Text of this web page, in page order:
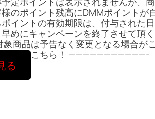
のポイント残高にDMMポイントが
イントの有効期限は、付与された
めにキャンペーンを終了させて頂
商品は予告なく変更となる場合が
一覧はこちら！ ———————————-
る